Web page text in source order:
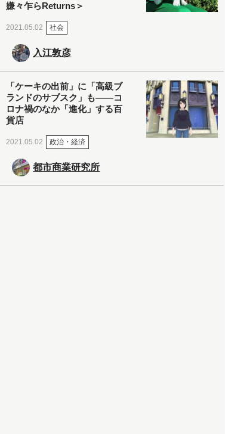
嫌々乍らReturns＞
2021.05.02 社会
入江敦彦
「ケーキの出前」に「高級ブ
ランドのサブスク」も――コ
ロナ禍のなか「進化」する百
貨店
2021.05.02 政治・経済
都市商業研究所